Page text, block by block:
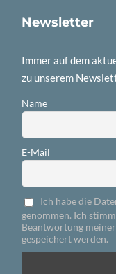
Newsletter
Immer auf dem
zu unserem
Name
E-Mail
Ich habe die
genommen. Ich
Beantwortung
gespeichert werden.